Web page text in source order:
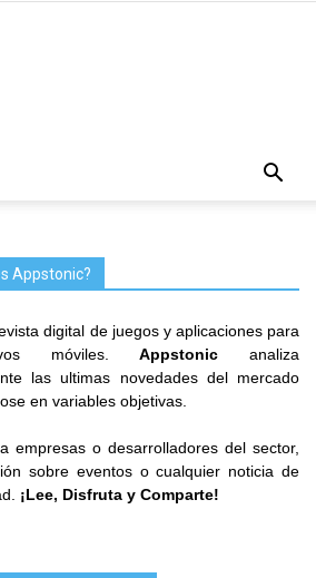
Appstonic?
digital de juegos y aplicaciones para
móviles.Appstonic analiza
las ultimas novedades del mercado
en variables objetivas.
empresas o desarrolladores del sector,
sobre eventos o cualquier noticia de
¡Lee, Disfruta y Comparte!